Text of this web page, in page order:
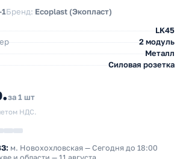
Бренд: Ecoplast (Экопласт)
LK45
2 модуль
Металл
Силовая розетка
за 1 шт
НДС.
м. Новохохловская — Сегодня до 18:00